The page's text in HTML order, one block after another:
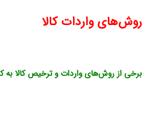
روش‌های واردات کالا
برخی از روش‌های واردات و ترخیص کالا به